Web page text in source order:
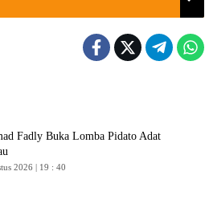
Fadly Buka Lomba Pidato Adat
2026 | 19 : 40